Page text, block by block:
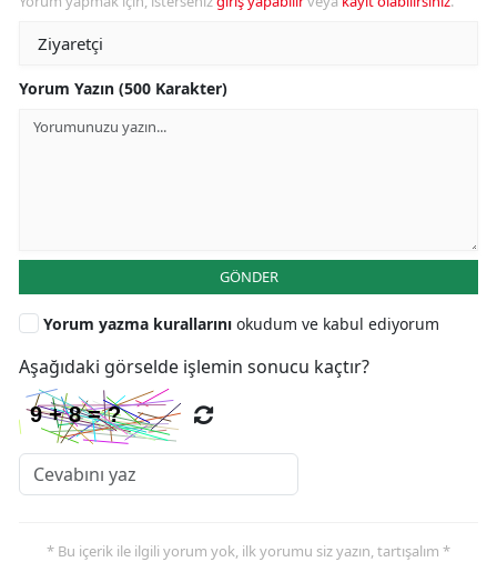
Yorum Yazın (500 Karakter)
GÖNDER
Yorum yazma kurallarını okudum ve kabul ediyorum
Aşağıdaki görselde işlemin sonucu kaçtır?
* Bu içerik ile ilgili yorum yok, ilk yorumu siz yazın, tartışalım *